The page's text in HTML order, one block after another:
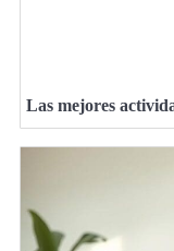
Las mejores